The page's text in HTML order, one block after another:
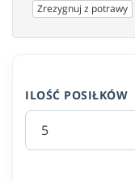
Zrezygnuj z potrawy
ILOŚĆ POSIŁKÓW